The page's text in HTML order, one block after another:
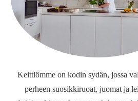
Keittiömme on kodin sydän, jossa
perheen suosikkiruoat, juomat ja